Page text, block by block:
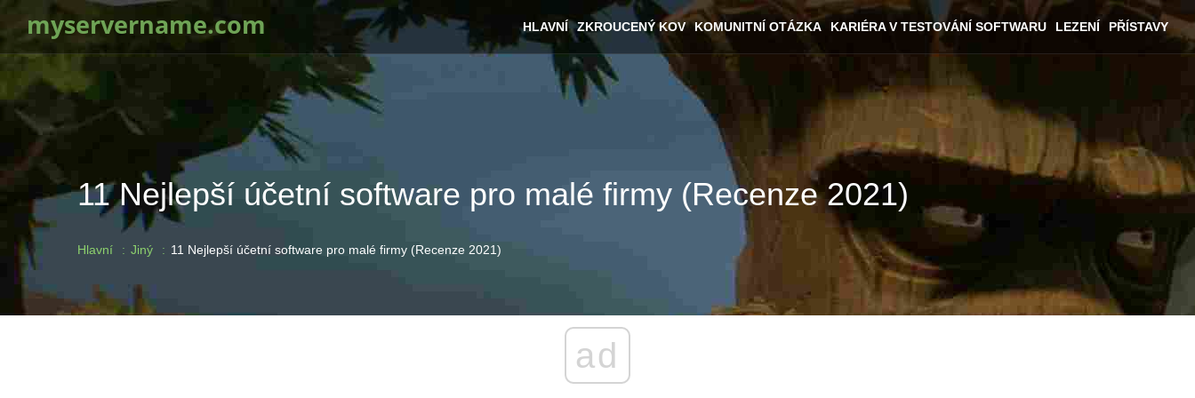
myservername.com HLAVNÍ ZKROUCENÝ KOV KOMUNITNÍ OTÁZKA KARIÉRA V TESTOVÁNÍ SOFTWARU LEZENÍ PŘÍSTAVY
11 Nejlepší účetní software pro malé firmy (Recenze 2021)
Hlavní Jiný 11 Nejlepší účetní software pro malé firmy (Recenze 2021)
ad